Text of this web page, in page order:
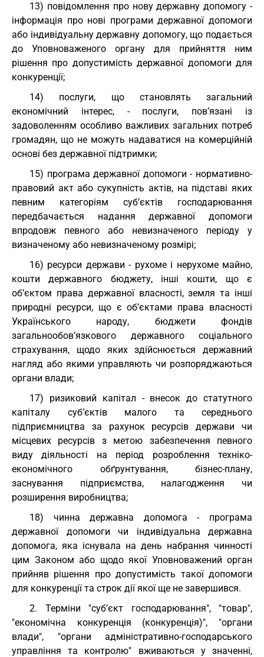
13) повідомлення про нову державну допомогу -
інформація про нові програми державної допомоги
або індивідуальну державну допомогу, що подається
до Уповноваженого органу для прийняття ним
рішення про допустимість державної допомоги для
конкуренції;
14) послуги, що становлять загальний
економічний інтерес, - послуги, пов’язані із
задоволенням особливо важливих загальних потреб
громадян, що не можуть надаватися на комерційній
основі без державної підтримки;
15) програма державної допомоги - нормативно-
правовий акт або сукупність актів, на підставі яких
певним категоріям суб’єктів господарювання
передбачається надання державної допомоги
впродовж певного або невизначеного періоду у
визначеному або невизначеному розмірі;
16) ресурси держави - рухоме і нерухоме майно,
кошти державного бюджету, інші кошти, що є
об’єктом права державної власності, земля та інші
природні ресурси, що є об’єктами права власності
Українського народу, бюджети фондів
загальнообов’язкового державного соціального
страхування, щодо яких здійснюється державний
нагляд або якими управляють чи розпоряджаються
органи влади;
17) ризиковий капітал - внесок до статутного
капіталу суб’єктів малого та середнього
підприємництва за рахунок ресурсів держави чи
місцевих ресурсів з метою забезпечення певного
виду діяльності на період розроблення техніко-
економічного обґрунтування, бізнес-плану,
заснування підприємства, налагодження чи
розширення виробництва;
18) чинна державна допомога - програма
державної допомоги чи індивідуальна державна
допомога, яка існувала на день набрання чинності
цим Законом або щодо якої Уповноважений орган
прийняв рішення про допустимість такої допомоги
для конкуренції та строк дії якої ще не завершився.
2. Терміни "суб’єкт господарювання", "товар",
"економічна конкуренція (конкуренція)", "органи
влади", "органи адміністративно-господарського
управління та контролю" вживаються у значенні,